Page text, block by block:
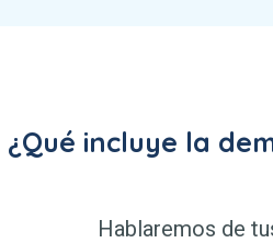
¿Qué incluye la
Hablaremos de